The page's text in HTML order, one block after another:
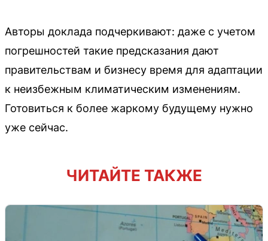
Авторы доклада подчеркивают: даже с учетом
погрешностей такие предсказания дают
правительствам и бизнесу время для адаптации
к неизбежным климатическим изменениям.
Готовиться к более жаркому будущему нужно
уже сейчас.
ЧИТАЙТЕ ТАКЖЕ